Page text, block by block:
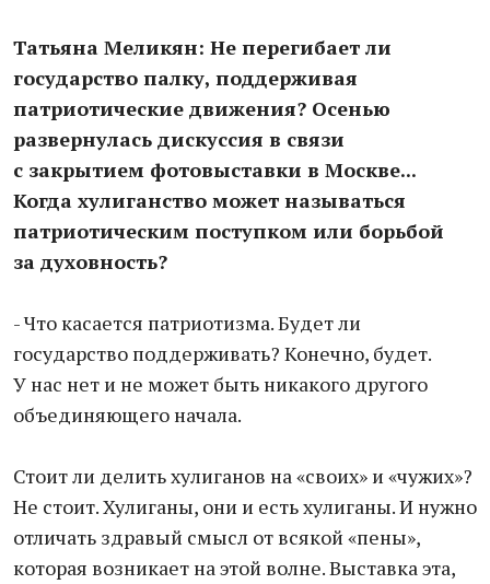
Татьяна Меликян: Не перегибает ли
государство палку, поддерживая
патриотические движения? Осенью
развернулась дискуссия в связи
с закрытием фотовыставки в Москве...
Когда хулиганство может называться
патриотическим поступком или борьбой
за духовность?
- Что касается патриотизма. Будет ли
государство поддерживать? Конечно, будет.
У нас нет и не может быть никакого другого
объединяющего начала.
Стоит ли делить хулиганов на «своих» и «чужих»?
Не стоит. Хулиганы, они и есть хулиганы. И нужно
отличать здравый смысл от всякой «пены»,
которая возникает на этой волне. Выставка эта,